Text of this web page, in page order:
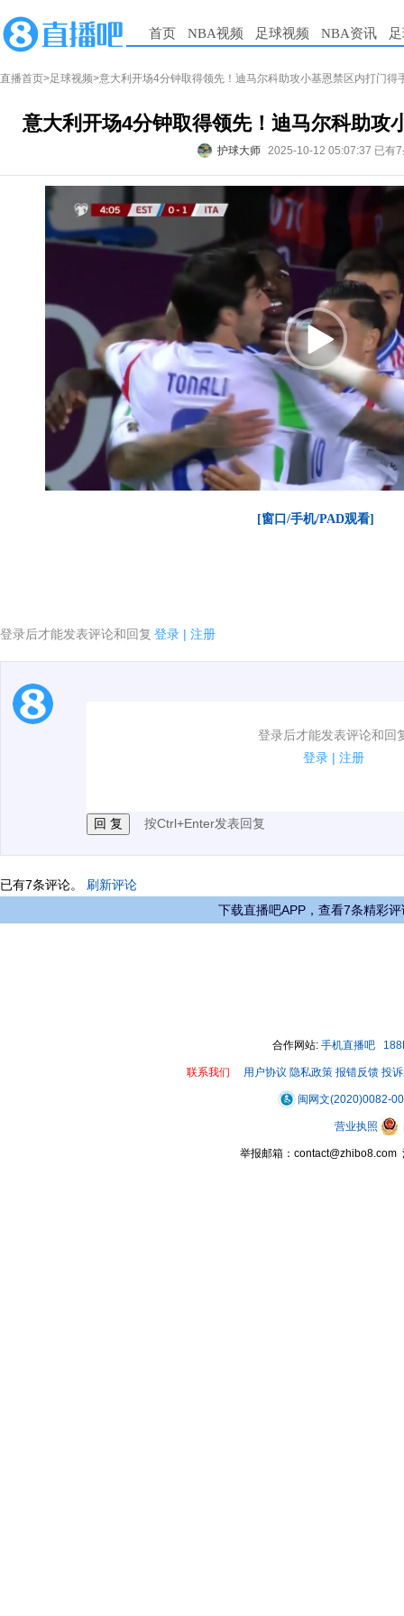
首页 NBA视频 足球视频 NBA资讯
直播首页>足球视频>意大利开场4分钟取得领先！迪马尔科助攻小基恩禁区内打门得
意大利开场4分钟取得领先！迪马尔科助攻
护球大师 2025-10-12 05:07:37 已有
[窗口/手机/PAD观看]
登录后才能发表评论和回复 登录 | 注册
登录后才能发表评论和回
登录 | 注册
1.电脑端新用户可以发表评论了！
按Ctrl+Enter发表回复
已有7条评论。 刷新评论
下载直播吧APP，查看7条精彩评
合作网站: 手机直播吧
联系我们 用户协议 隐私政策 报错反馈 投
闽网文(2020)0082-
营业执照
举报邮箱：